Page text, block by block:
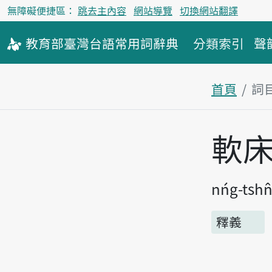
無障礙便捷區： 跳去主內容 網站導覽 切換網站翻譯
教育部臺灣台語常用詞辭典 分類索引 聲
首頁 詞
主內容區
軟
nńg-
釋義